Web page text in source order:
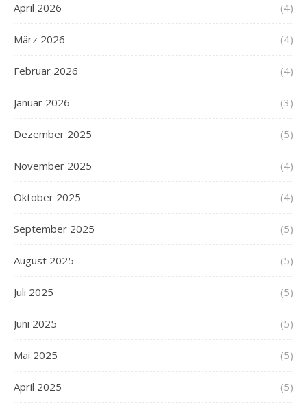
April 2026 (4)
März 2026 (4)
Februar 2026 (4)
Januar 2026 (3)
Dezember 2025 (5)
November 2025 (4)
Oktober 2025 (4)
September 2025 (5)
August 2025 (5)
Juli 2025 (5)
Juni 2025 (5)
Mai 2025 (5)
April 2025 (5)